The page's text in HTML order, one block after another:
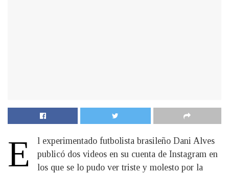
E
l experimentado futbolista brasileño Dani Alves
publicó dos videos en su cuenta de Instagram en
los que se lo pudo ver triste y molesto por la